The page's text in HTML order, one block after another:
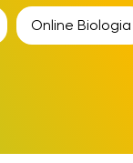
Online Biologia